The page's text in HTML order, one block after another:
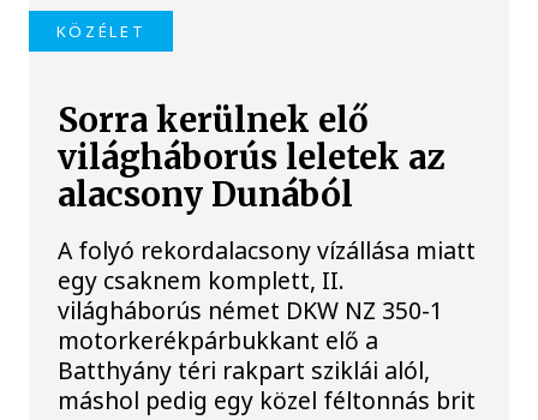
KÖZÉLET
Sorra kerülnek elő
világháborús leletek az
alacsony Dunából
A folyó rekordalacsony vízállása miatt
egy csaknem komplett, II.
világháborús német DKW NZ 350-1
motorkerékpárbukkant elő a
Batthyány téri rakpart sziklái alól,
máshol pedig egy közel féltonnás brit